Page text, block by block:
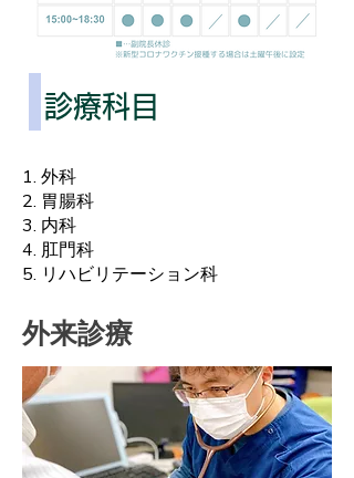
診療科目
外科
胃腸科
内科
肛門科
​リハビリテーション科
外来診療